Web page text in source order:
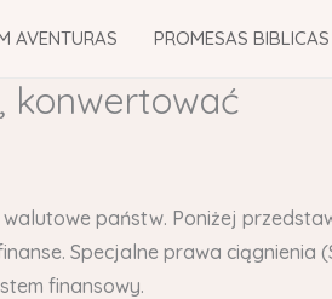
AVENTURAS PROMESAS BIBLICAS
konwertować
państw. Poniżej
Specjalne prawa ciągnienia
finansowy.